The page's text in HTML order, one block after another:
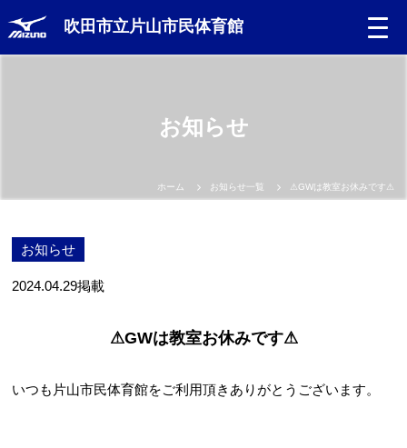
吹田市立片山市民体育館
お知らせ
ホーム お知らせ一覧 ⚠GWは教室お休みです⚠
お知らせ
2024.04.29掲載
⚠GWは教室お休みです⚠
いつも片山市民体育館をご利用頂きありがとうございます。